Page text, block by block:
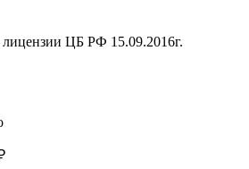
ЦБ РФ 15.09.2016г.